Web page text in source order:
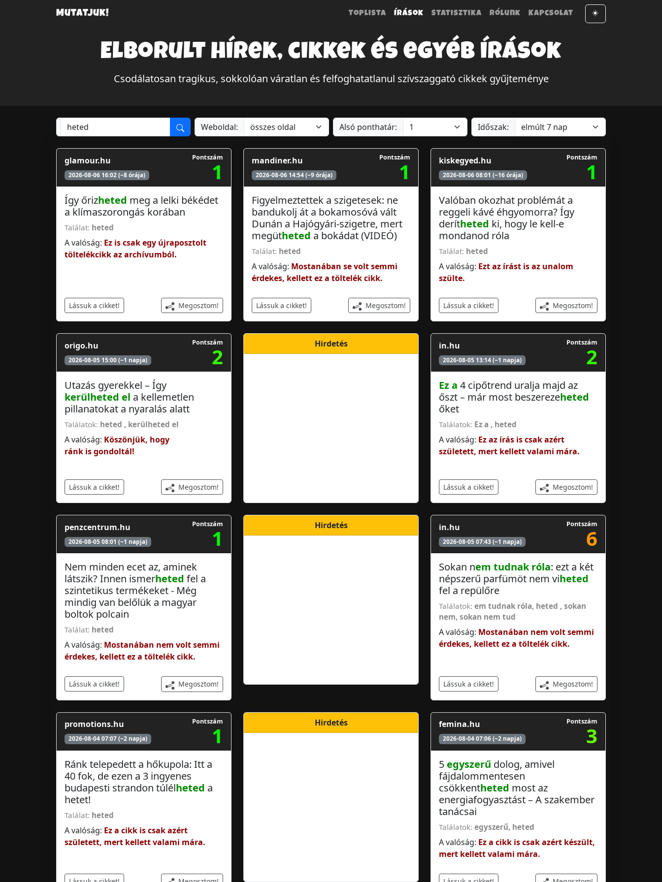
Mutatjuk! Toplista Írások Statisztika Rólunk Kapcsolat ☀️
Elborult hírek, cikkek és egyéb írások
Csodálatosan tragikus, sokkolóan váratlan és felfoghatatlanul szívszaggató cikkek gyűjteménye
Weboldal: Alsó ponthatár: Időszak:
glamour.hu
2026-08-06 16:02 (~8 órája)
Pontszám
1
Így őrizheted meg a lelki békédet
a klímaszorongás korában
Találat: heted
A valóság: Ez is csak egy újraposztolt
töltelékcikk az archívumból.
Lássuk a cikket! Megosztom!
mandiner.hu
2026-08-06 14:54 (~9 órája)
Pontszám
1
Figyelmeztettek a szigetesek: ne
bandukolj át a bokamosóvá vált
Dunán a Hajógyári-szigetre, mert
megütheted a bokádat (VIDEÓ)
Találat: heted
A valóság: Mostanában se volt semmi
érdekes, kellett ez a töltelék cikk.
Lássuk a cikket! Megosztom!
kiskegyed.hu
2026-08-06 08:01 (~16 órája)
Pontszám
1
Valóban okozhat problémát a
reggeli kávé éhgyomorra? Így
derítheted ki, hogy le kell-e
mondanod róla
Találat: heted
A valóság: Ezt az írást is az unalom
szülte.
Lássuk a cikket! Megosztom!
origo.hu
2026-08-05 15:00 (~1 napja)
Pontszám
2
Utazás gyerekkel – Így
kerülheted el a kellemetlen
pillanatokat a nyaralás alatt
Találatok: heted , kerülheted el
A valóság: Köszönjük, hogy
ránk is gondoltál!
Lássuk a cikket! Megosztom!
Hirdetés in.hu
2026-08-05 13:14 (~1 napja)
Pontszám
2
Ez a 4 cipőtrend uralja majd az
őszt – már most beszerezeheted
őket
Találatok: Ez a , heted
A valóság: Ez az írás is csak azért
született, mert kellett valami mára.
Lássuk a cikket! Megosztom!
penzcentrum.hu
2026-08-05 08:01 (~1 napja)
Pontszám
1
Nem minden ecet az, aminek
látszik? Innen ismerheted fel a
szintetikus termékeket - Még
mindig van belőlük a magyar
boltok polcain
Találat: heted
A valóság: Mostanában nem volt semmi
érdekes, kellett ez a töltelék cikk.
Lássuk a cikket! Megosztom!
Hirdetés in.hu
2026-08-05 07:43 (~1 napja)
Pontszám
6
Sokan nem tudnak róla: ezt a két
népszerű parfümöt nem viheted
fel a repülőre
Találatok: em tudnak róla, heted , sokan
nem, sokan nem tud
A valóság: Mostanában nem volt semmi
érdekes, kellett ez a töltelék cikk.
Lássuk a cikket! Megosztom!
promotions.hu
2026-08-04 07:07 (~2 napja)
Pontszám
1
Ránk telepedett a hőkupola: Itt a
40 fok, de ezen a 3 ingyenes
budapesti strandon túlélheted a
hetet!
Találat: heted
A valóság: Ez a cikk is csak azért
született, mert kellett valami mára.
Hirdetés femina.hu
2026-08-04 07:06 (~2 napja)
Pontszám
3
5 egyszerű dolog, amivel
fájdalommentesen
csökkentheted most az
energiafogyasztást – A szakember
tanácsai
Találatok: egyszerű, heted
A valóság: Ez a cikk is csak azért készült,
mert kellett valami mára.